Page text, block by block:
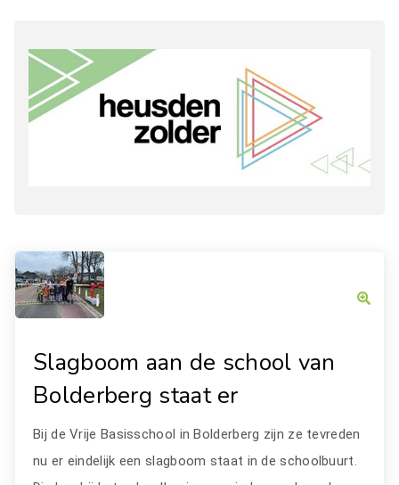
Slagboom aan de school van
Bolderberg staat er
Bij de Vrije Basisschool in Bolderberg zijn ze tevreden
nu er eindelijk een slagboom staat in de schoolbuurt.